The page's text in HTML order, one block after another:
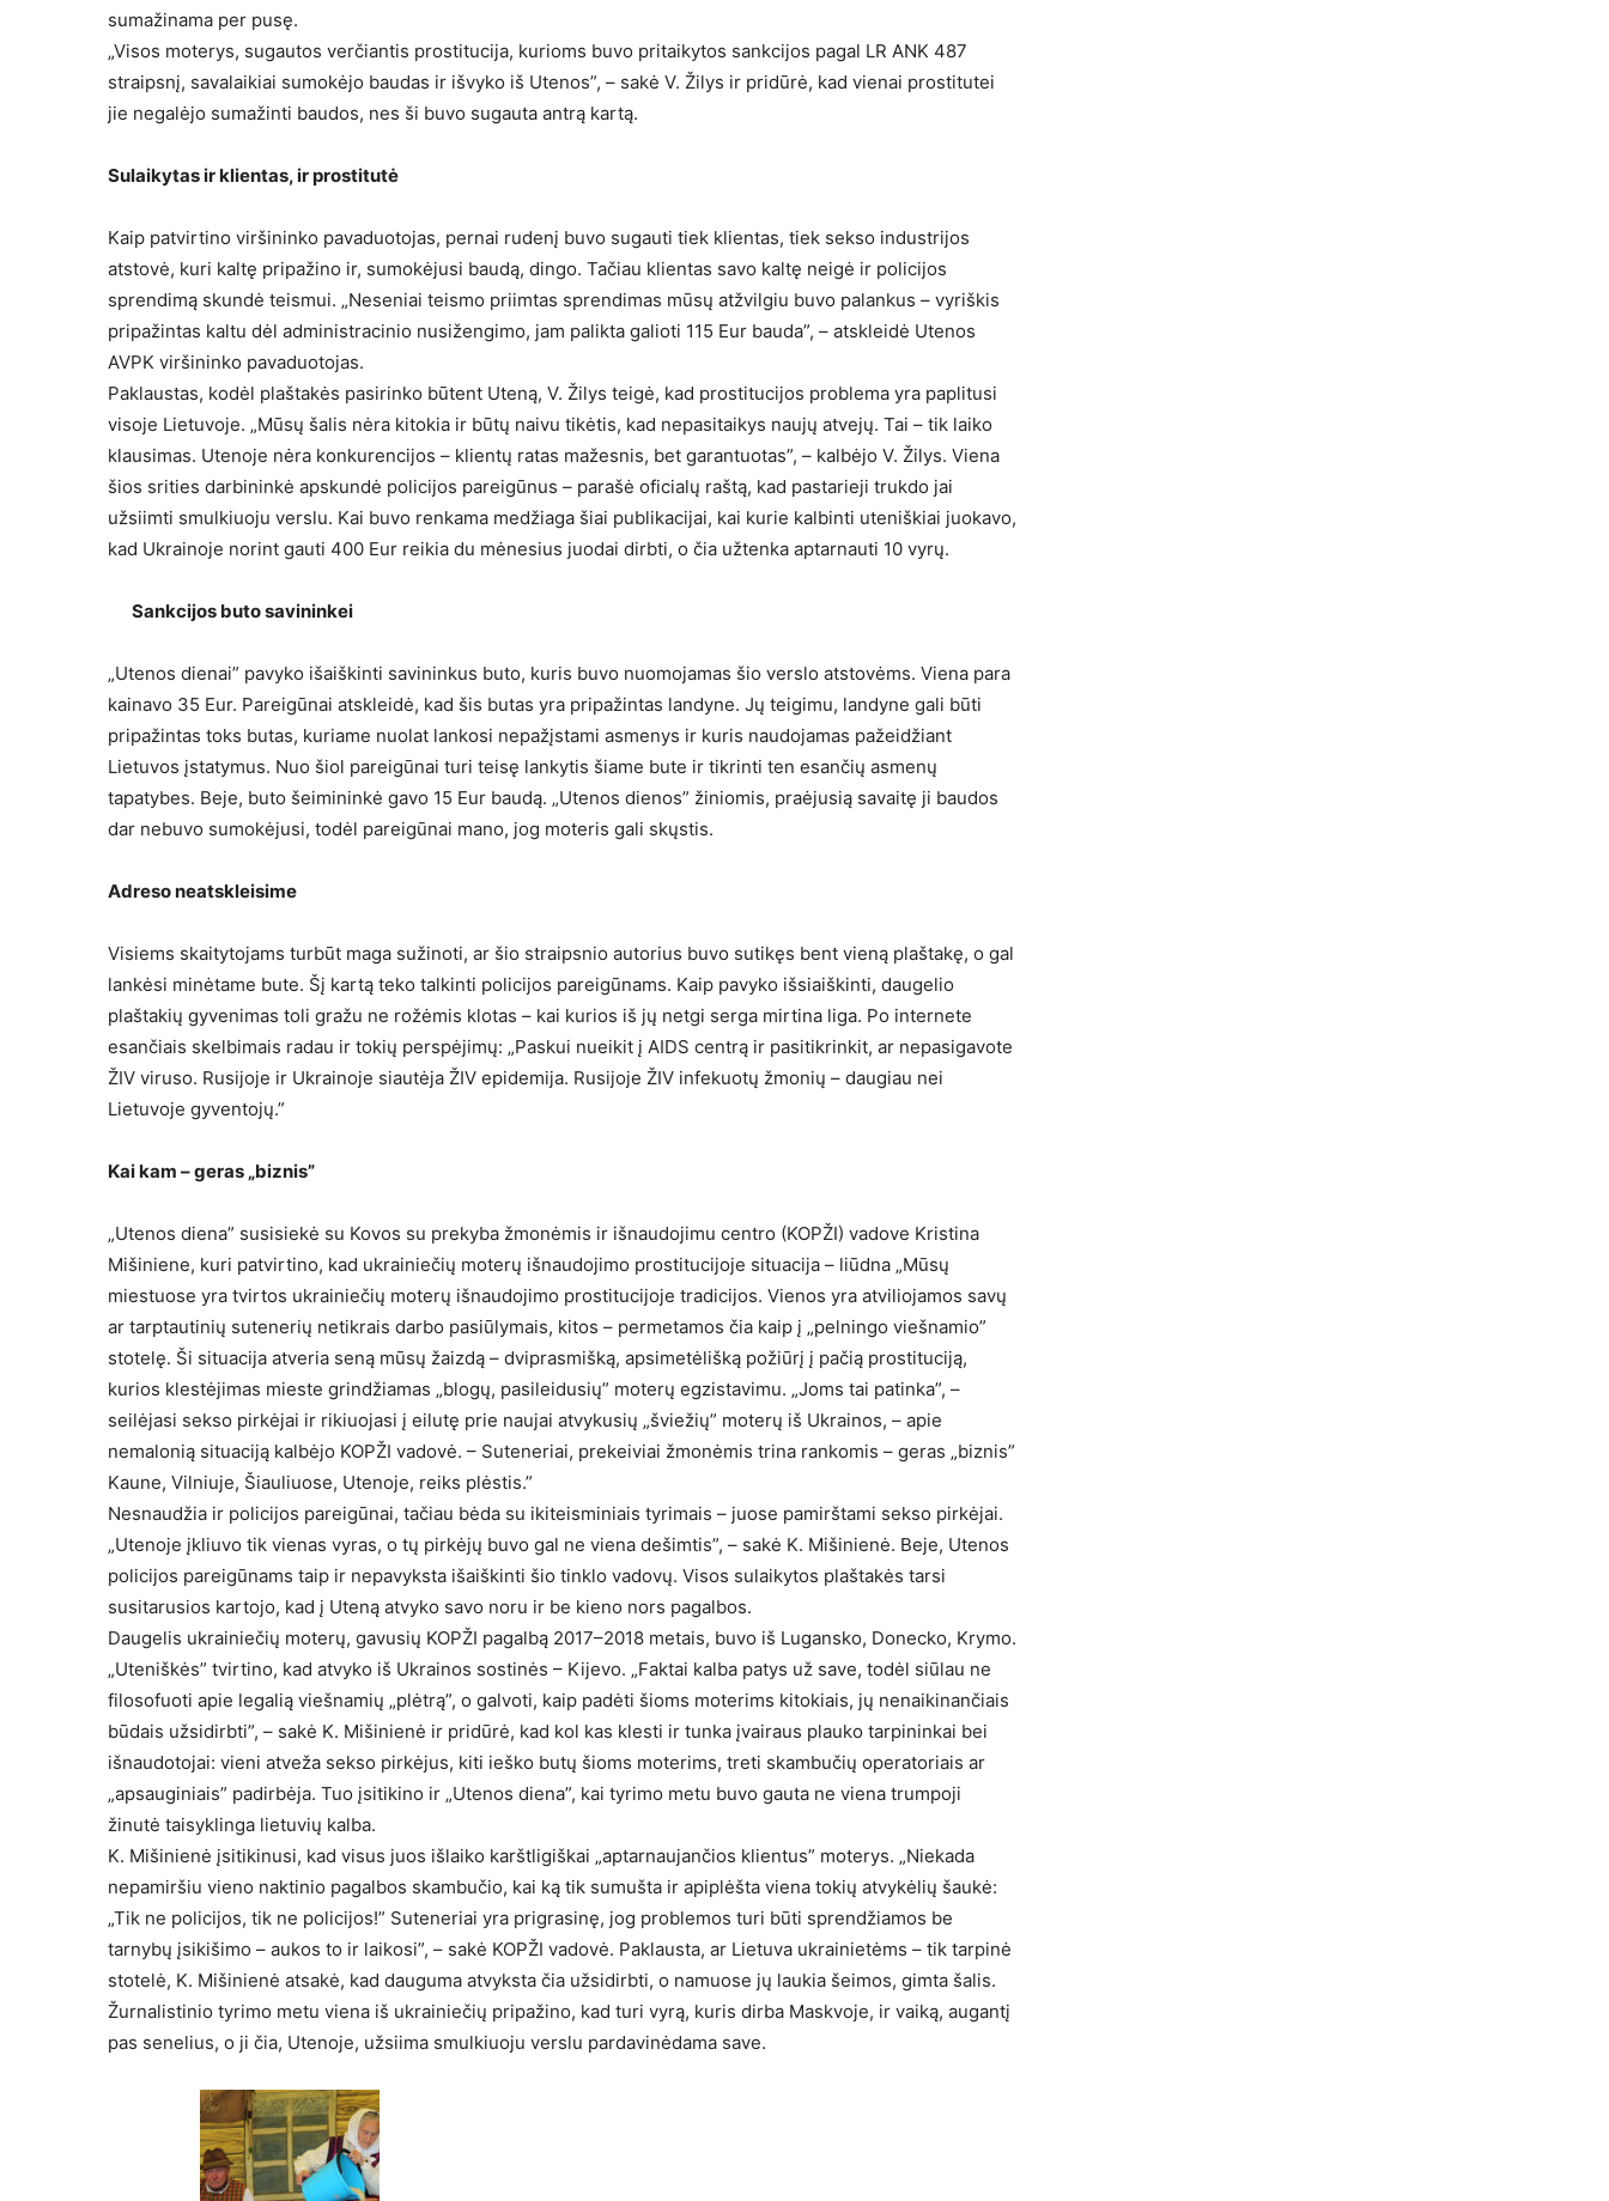
sumažinama per pusę.
„Visos moterys, sugautos verčiantis prostitucija, kurioms buvo pritaikytos sankcijos pagal LR ANK 487
straipsnį, savalaikiai sumokėjo baudas ir išvyko iš Utenos”, – sakė V. Žilys ir pridūrė, kad vienai prostitutei
jie negalėjo sumažinti baudos, nes ši buvo sugauta antrą kartą.
Sulaikytas ir klientas, ir prostitutė
Kaip patvirtino viršininko pavaduotojas, pernai rudenį buvo sugauti tiek klientas, tiek sekso industrijos
atstovė, kuri kaltę pripažino ir, sumokėjusi baudą, dingo. Tačiau klientas savo kaltę neigė ir policijos
sprendimą skundė teismui. „Neseniai teismo priimtas sprendimas mūsų atžvilgiu buvo palankus – vyriškis
pripažintas kaltu dėl administracinio nusižengimo, jam palikta galioti 115 Eur bauda”, – atskleidė Utenos
AVPK viršininko pavaduotojas.
Paklaustas, kodėl plaštakės pasirinko būtent Uteną, V. Žilys teigė, kad prostitucijos problema yra paplitusi
visoje Lietuvoje. „Mūsų šalis nėra kitokia ir būtų naivu tikėtis, kad nepasitaikys naujų atvejų. Tai – tik laiko
klausimas. Utenoje nėra konkurencijos – klientų ratas mažesnis, bet garantuotas”, – kalbėjo V. Žilys. Viena
šios srities darbininkė apskundė policijos pareigūnus – parašė oficialų raštą, kad pastarieji trukdo jai
užsiimti smulkiuoju verslu. Kai buvo renkama medžiaga šiai publikacijai, kai kurie kalbinti uteniškiai juokavo,
kad Ukrainoje norint gauti 400 Eur reikia du mėnesius juodai dirbti, o čia užtenka aptarnauti 10 vyrų.
Sankcijos buto savininkei
„Utenos dienai” pavyko išaiškinti savininkus buto, kuris buvo nuomojamas šio verslo atstovėms. Viena para
kainavo 35 Eur. Pareigūnai atskleidė, kad šis butas yra pripažintas landyne. Jų teigimu, landyne gali būti
pripažintas toks butas, kuriame nuolat lankosi nepažįstami asmenys ir kuris naudojamas pažeidžiant
Lietuvos įstatymus. Nuo šiol pareigūnai turi teisę lankytis šiame bute ir tikrinti ten esančių asmenų
tapatybes. Beje, buto šeimininkė gavo 15 Eur baudą. „Utenos dienos” žiniomis, praėjusią savaitę ji baudos
dar nebuvo sumokėjusi, todėl pareigūnai mano, jog moteris gali skųstis.
Adreso neatskleisime
Visiems skaitytojams turbūt maga sužinoti, ar šio straipsnio autorius buvo sutikęs bent vieną plaštakę, o gal
lankėsi minėtame bute. Šį kartą teko talkinti policijos pareigūnams. Kaip pavyko išsiaiškinti, daugelio
plaštakių gyvenimas toli gražu ne rožėmis klotas – kai kurios iš jų netgi serga mirtina liga. Po internete
esančiais skelbimais radau ir tokių perspėjimų: „Paskui nueikit į AIDS centrą ir pasitikrinkit, ar nepasigavote
ŽIV viruso. Rusijoje ir Ukrainoje siautėja ŽIV epidemija. Rusijoje ŽIV infekuotų žmonių – daugiau nei
Lietuvoje gyventojų.”
Kai kam – geras „biznis”
„Utenos diena” susisiekė su Kovos su prekyba žmonėmis ir išnaudojimu centro (KOPŽI) vadove Kristina
Mišiniene, kuri patvirtino, kad ukrainiečių moterų išnaudojimo prostitucijoje situacija – liūdna „Mūsų
miestuose yra tvirtos ukrainiečių moterų išnaudojimo prostitucijoje tradicijos. Vienos yra atviliojamos savų
ar tarptautinių sutenerių netikrais darbo pasiūlymais, kitos – permetamos čia kaip į „pelningo viešnamio”
stotelę. Ši situacija atveria seną mūsų žaizdą – dviprasmišką, apsimetėlišką požiūrį į pačią prostituciją,
kurios klestėjimas mieste grindžiamas „blogų, pasileidusių” moterų egzistavimu. „Joms tai patinka”, –
seilėjasi sekso pirkėjai ir rikiuojasi į eilutę prie naujai atvykusių „šviežių” moterų iš Ukrainos, – apie
nemalonią situaciją kalbėjo KOPŽI vadovė. – Suteneriai, prekeiviai žmonėmis trina rankomis – geras „biznis”
Kaune, Vilniuje, Šiauliuose, Utenoje, reiks plėstis.”
Nesnaudžia ir policijos pareigūnai, tačiau bėda su ikiteisminiais tyrimais – juose pamirštami sekso pirkėjai.
„Utenoje įkliuvo tik vienas vyras, o tų pirkėjų buvo gal ne viena dešimtis”, – sakė K. Mišinienė. Beje, Utenos
policijos pareigūnams taip ir nepavyksta išaiškinti šio tinklo vadovų. Visos sulaikytos plaštakės tarsi
susitarusios kartojo, kad į Uteną atvyko savo noru ir be kieno nors pagalbos.
Daugelis ukrainiečių moterų, gavusių KOPŽI pagalbą 2017–2018 metais, buvo iš Lugansko, Donecko, Krymo.
„Uteniškės” tvirtino, kad atvyko iš Ukrainos sostinės – Kijevo. „Faktai kalba patys už save, todėl siūlau ne
filosofuoti apie legalią viešnamių „plėtrą”, o galvoti, kaip padėti šioms moterims kitokiais, jų nenaikinančiais
būdais užsidirbti”, – sakė K. Mišinienė ir pridūrė, kad kol kas klesti ir tunka įvairaus plauko tarpininkai bei
išnaudotojai: vieni atveža sekso pirkėjus, kiti ieško butų šioms moterims, treti skambučių operatoriais ar
„apsauginiais” padirbėja. Tuo įsitikino ir „Utenos diena”, kai tyrimo metu buvo gauta ne viena trumpoji
žinutė taisyklinga lietuvių kalba.
K. Mišinienė įsitikinusi, kad visus juos išlaiko karštligiškai „aptarnaujančios klientus” moterys. „Niekada
nepamiršiu vieno naktinio pagalbos skambučio, kai ką tik sumušta ir apiplėšta viena tokių atvykėlių šaukė:
„Tik ne policijos, tik ne policijos!” Suteneriai yra prigrasinę, jog problemos turi būti sprendžiamos be
tarnybų įsikišimo – aukos to ir laikosi”, – sakė KOPŽI vadovė. Paklausta, ar Lietuva ukrainietėms – tik tarpinė
stotelė, K. Mišinienė atsakė, kad dauguma atvyksta čia užsidirbti, o namuose jų laukia šeimos, gimta šalis.
Žurnalistinio tyrimo metu viena iš ukrainiečių pripažino, kad turi vyrą, kuris dirba Maskvoje, ir vaiką, augantį
pas senelius, o ji čia, Utenoje, užsiima smulkiuoju verslu pardavinėdama save.